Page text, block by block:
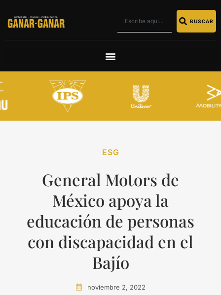
BUSCAR
ESG
General Motors de
México apoya la
educación de personas
con discapacidad en el
Bajío
noviembre 2, 2022